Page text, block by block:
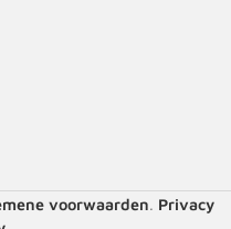
voorwaarden. Privacy